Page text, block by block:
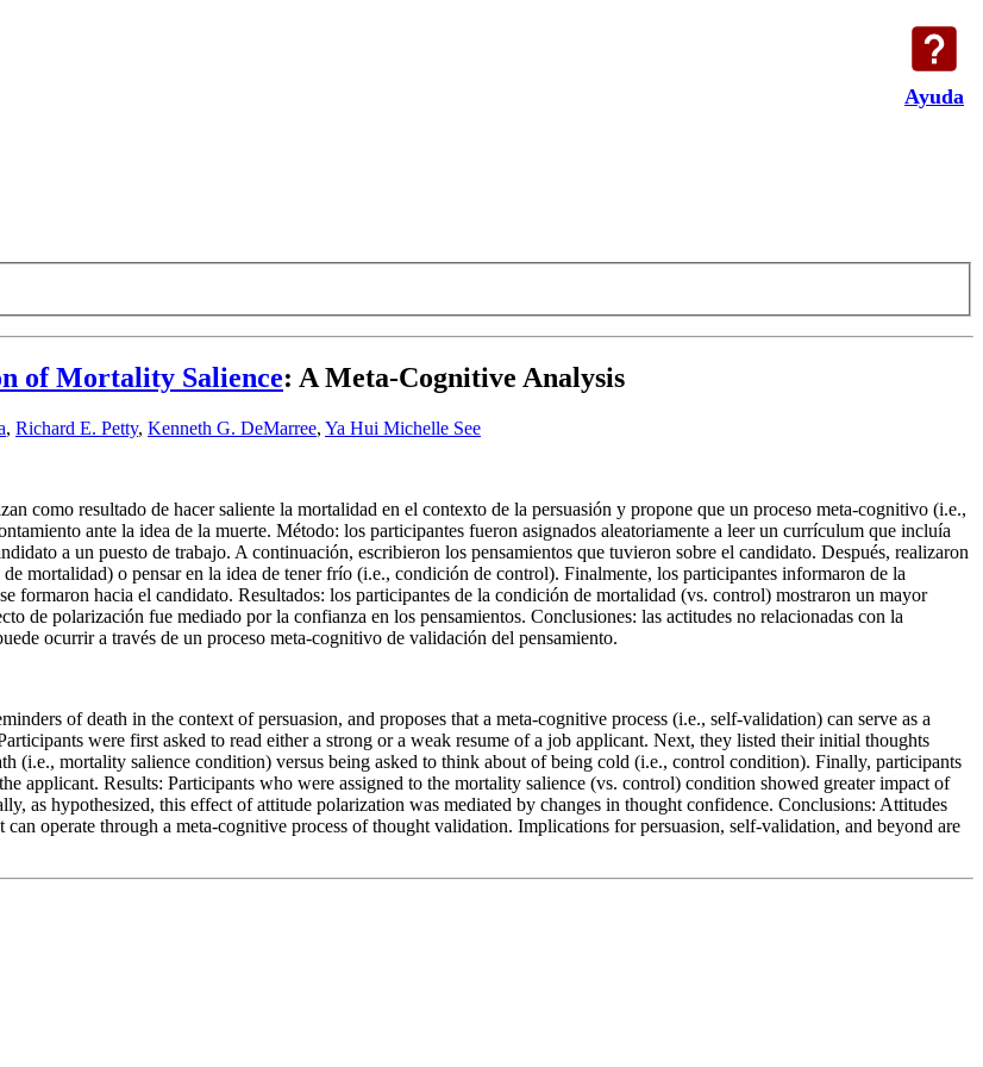
Ayuda
of Mortality Salience: A Meta-Cognitive Analysis
, Richard E. Petty, Kenneth G. DeMarree, Ya Hui Michelle See
como resultado de hacer saliente la mortalidad en el contexto de la persuasión y propone que un proceso meta-cognitivo (i.e.,
ante la idea de la muerte. Método: los participantes fueron asignados aleatoriamente a leer un currículum que incluía
a un puesto de trabajo. A continuación, escribieron los pensamientos que tuvieron sobre el candidato. Después, realizaron
mortalidad) o pensar en la idea de tener frío (i.e., condición de control). Finalmente, los participantes informaron de la
formaron hacia el candidato. Resultados: los participantes de la condición de mortalidad (vs. control) mostraron un mayor
de polarización fue mediado por la confianza en los pensamientos. Conclusiones: las actitudes no relacionadas con la
ocurrir a través de un proceso meta-cognitivo de validación del pensamiento.
of death in the context of persuasion, and proposes that a meta-cognitive process (i.e., self-validation) can serve as a
were first asked to read either a strong or a weak resume of a job applicant. Next, they listed their initial thoughts
(i.e., mortality salience condition) versus being asked to think about of being cold (i.e., control condition). Finally, participants
applicant. Results: Participants who were assigned to the mortality salience (vs. control) condition showed greater impact of
as hypothesized, this effect of attitude polarization was mediated by changes in thought confidence. Conclusions: Attitudes
operate through a meta-cognitive process of thought validation. Implications for persuasion, self-validation, and beyond are